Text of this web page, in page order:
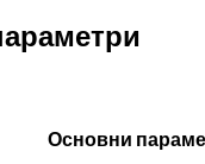
Основни